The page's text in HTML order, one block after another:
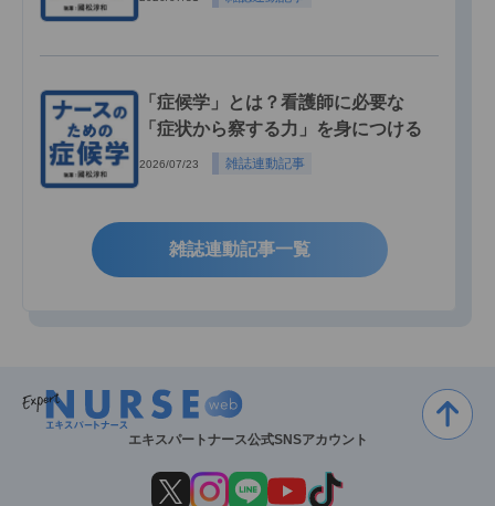
「症候学」とは？看護師に必要な
「症状から察する力」を身につける
2026/07/23 雑誌連動記事
雑誌連動記事一覧
エキスパートナース公式SNSアカウント